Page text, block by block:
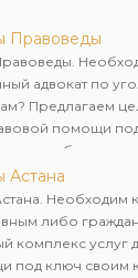
пути
Правоведы
адвокат по
Предлагаем
помощи
Индивидуальный
Астана
либо
комплекс услуг
под ключ своим